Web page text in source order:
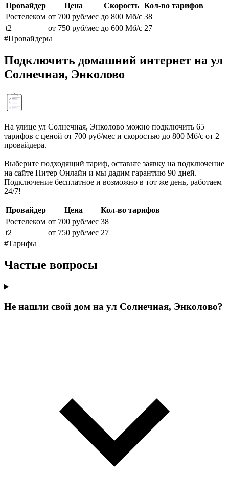
Провайдер Цена Скорость Кол-во тарифов
Ростелеком от 700 руб/мес до 800 Мб/с 38
t2
от 750 руб/мес до 600 Мб/с 27
#Провайдеры
Подключить домашний интернет на ул
Солнечная, Энколово
На улице ул Солнечная, Энколово можно подключить 65
тарифов с ценой от 700 руб/мес и скоростью до 800 Мб/с от 2
провайдера.
Выберите подходящий тариф, оставьте заявку на подключение
на сайте Питер Онлайн и мы дадим гарантию 90 дней.
Подключение бесплатное и возможно в тот же день, работаем
24/7!
Провайдер Цена
Кол-во тарифов
Ростелеком от 700 руб/мес 38
t2
от 750 руб/мес 27
#Тарифы
Частые вопросы
Не нашли свой дом на ул Солнечная, Энколово?